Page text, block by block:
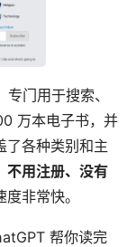
门用于搜索、
万本电子书，并
了各种类别和主
不用注册、没有
非常快。
帮你读完